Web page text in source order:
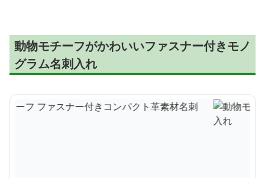
動物モチーフがかわいいファスナー付きモノ
グラム名刺入れ